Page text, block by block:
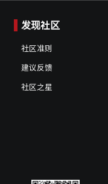
发现社区
社区准则
建议反馈
社区之星